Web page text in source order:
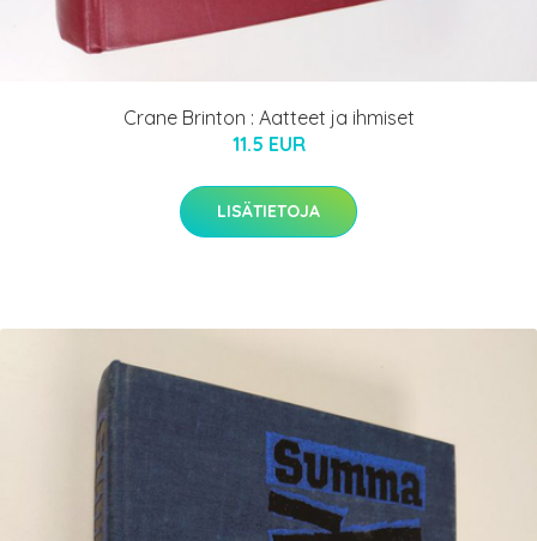
Crane Brinton : Aatteet ja ihmiset
11.5 EUR
LISÄTIETOJA